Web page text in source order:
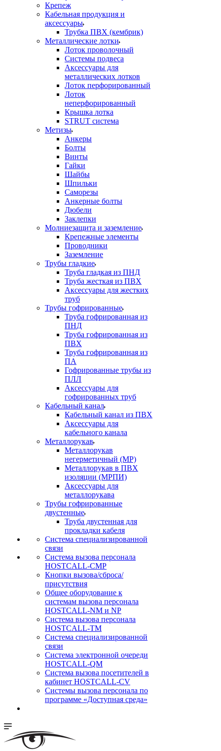
Крепеж
Кабельная продукция и
аксессуары
Трубка ПВХ (кембрик)
Металлические лотки
Лоток проволочный
Системы подвеса
Аксессуары для
металлических лотков
Лоток перфорированный
Лоток
неперфорированный
Крышка лотка
STRUT система
Метизы
Анкеры
Болты
Винты
Гайки
Шайбы
Шпильки
Саморезы
Анкерные болты
Дюбели
Заклепки
Молниезащита и заземление
Крепежные элементы
Проводники
Заземление
Трубы гладкие
Труба гладкая из ПНД
Труба жесткая из ПВХ
Аксессуары для жестких
труб
Трубы гофрированные
Труба гофрированная из
ПНД
Труба гофрированная из
ПВХ
Труба гофрированная из
ПА
Гофрированные трубы из
ПЛЛ
Аксессуары для
гофрированных труб
Кабельный канал
Кабельный канал из ПВХ
Аксессуары для
кабельного канала
Металлорукав
Металлорукав
негерметичный (МР)
Металлорукав в ПВХ
изоляции (МРПИ)
Аксессуары для
металлорукава
Трубы гофрированные
двустенные
Труба двустенная для
прокладки кабеля
Система специализированной
связи
Cистема вызова персонала
HOSTCALL-CMP
Кнопки вызова/сброса/
присутствия
Общее оборудование к
системам вызова персонала
HOSTCALL-NM и NP
Система вызова персонала
HOSTCALL-TM
Система специализированной
связи
Система электронной очереди
HOSTCALL-QM
Cистема вызова посетителей в
кабинет HOSTCALL-CV
Системы вызова персонала по
программе «Доступная среда»